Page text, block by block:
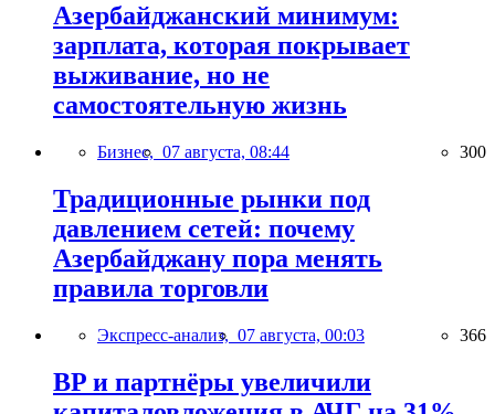
Азербайджанский минимум:
зарплата, которая покрывает
выживание, но не
самостоятельную жизнь
Бизнес, 07 августа, 08:44 300
Традиционные рынки под
давлением сетей: почему
Азербайджану пора менять
правила торговли
Экспресс-анализ, 07 августа, 00:03 366
BP и партнёры увеличили